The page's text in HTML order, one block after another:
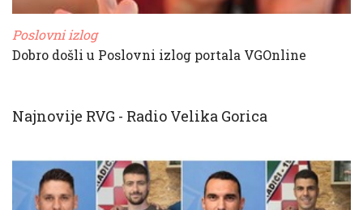
Poslovni izlog
Dobro došli u Poslovni izlog portala VGOnline
Najnovije RVG - Radio Velika Gorica